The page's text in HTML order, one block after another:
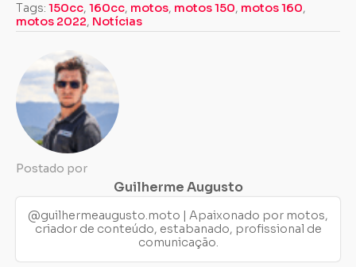
Tags: 150cc, 160cc, motos, motos 150, motos 160,
motos 2022, Notícias
Postado por
Guilherme Augusto
@guilhermeaugusto.moto | Apaixonado por motos,
criador de conteúdo, estabanado, profissional de
comunicação.